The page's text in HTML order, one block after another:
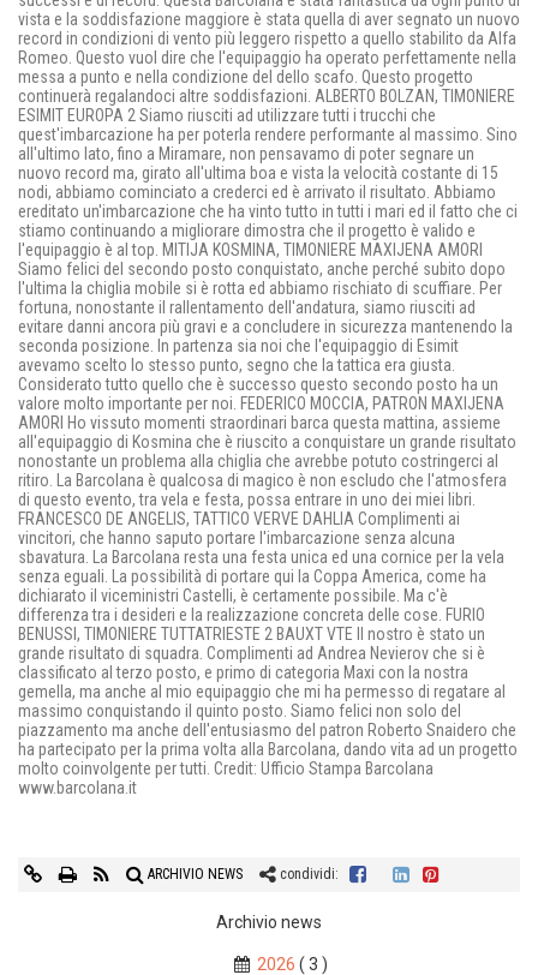
vista e la soddisfazione maggiore è stata quella di aver segnato un nuovo
record in condizioni di vento più leggero rispetto a quello stabilito da Alfa
Romeo. Questo vuol dire che l'equipaggio ha operato perfettamente nella
messa a punto e nella condizione del dello scafo. Questo progetto
continuerà regalandoci altre soddisfazioni. ALBERTO BOLZAN, TIMONIERE
ESIMIT EUROPA 2 Siamo riusciti ad utilizzare tutti i trucchi che
quest'imbarcazione ha per poterla rendere performante al massimo. Sino
all'ultimo lato, fino a Miramare, non pensavamo di poter segnare un
nuovo record ma, girato all'ultima boa e vista la velocità costante di 15
nodi, abbiamo cominciato a crederci ed è arrivato il risultato. Abbiamo
ereditato un'imbarcazione che ha vinto tutto in tutti i mari ed il fatto che ci
stiamo continuando a migliorare dimostra che il progetto è valido e
l'equipaggio è al top. MITIJA KOSMINA, TIMONIERE MAXIJENA AMORI
Siamo felici del secondo posto conquistato, anche perché subito dopo
l'ultima la chiglia mobile si è rotta ed abbiamo rischiato di scuffiare. Per
fortuna, nonostante il rallentamento dell'andatura, siamo riusciti ad
evitare danni ancora più gravi e a concludere in sicurezza mantenendo la
seconda posizione. In partenza sia noi che l'equipaggio di Esimit
avevamo scelto lo stesso punto, segno che la tattica era giusta.
Considerato tutto quello che è successo questo secondo posto ha un
valore molto importante per noi. FEDERICO MOCCIA, PATRON MAXIJENA
AMORI Ho vissuto momenti straordinari barca questa mattina, assieme
all'equipaggio di Kosmina che è riuscito a conquistare un grande risultato
nonostante un problema alla chiglia che avrebbe potuto costringerci al
ritiro. La Barcolana è qualcosa di magico è non escludo che l'atmosfera
di questo evento, tra vela e festa, possa entrare in uno dei miei libri.
FRANCESCO DE ANGELIS, TATTICO VERVE DAHLIA Complimenti ai
vincitori, che hanno saputo portare l'imbarcazione senza alcuna
sbavatura. La Barcolana resta una festa unica ed una cornice per la vela
senza eguali. La possibilità di portare qui la Coppa America, come ha
dichiarato il viceministri Castelli, è certamente possibile. Ma c'è
differenza tra i desideri e la realizzazione concreta delle cose. FURIO
BENUSSI, TIMONIERE TUTTATRIESTE 2 BAUXT VTE Il nostro è stato un
grande risultato di squadra. Complimenti ad Andrea Nevierov che si è
classificato al terzo posto, e primo di categoria Maxi con la nostra
gemella, ma anche al mio equipaggio che mi ha permesso di regatare al
massimo conquistando il quinto posto. Siamo felici non solo del
piazzamento ma anche dell'entusiasmo del patron Roberto Snaidero che
ha partecipato per la prima volta alla Barcolana, dando vita ad un progetto
molto coinvolgente per tutti. Credit: Ufficio Stampa Barcolana
www.barcolana.it
ARCHIVIO NEWS condividi:
Archivio news
2026 ( 3 )